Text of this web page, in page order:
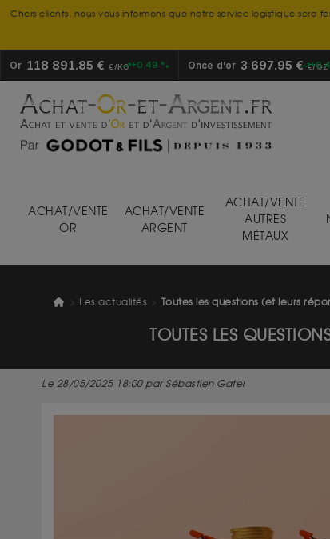
Chers clients, nous vous informons que notre service logistique
Or 118 891.85 € €/KG +0.49 % Once d’or 3 697.95 €€/OZ
ACHAT/VENTE
OR
ACHAT/VENTE
ARGENT
ACHAT/VENTE
AUTRES
MÉTAUX
Les actualités Toutes les questions (et leurs
TOUTES LES
Le 28/05/2025 18:00 par Sébastien Gatel